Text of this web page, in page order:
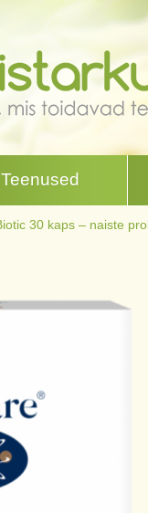
Teenused
30 kaps – naiste